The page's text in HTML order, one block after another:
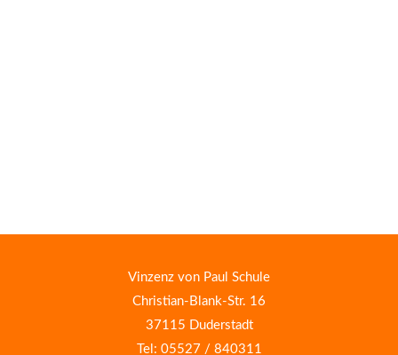
Vinzenz von Paul Schule
Christian-Blank-Str. 16
37115 Duderstadt
Tel: 05527 / 840311